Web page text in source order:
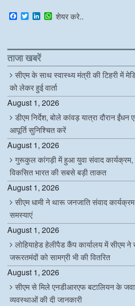
F
a
b
o
o
k
T
w
t
e
r
L
e
d
I
n
W
s
p
शेयर करे..
ताजा खबरें
सीएम के साथ स्वास्थ्य मंत्री की टिहरी में
को लेकर हुई वार्ता
August 1, 2026
डीएम निर्देश, बोले कांवड़ यात्रा दौरान ईंधन
आपूर्ति सुनिश्चित करें
August 1, 2026
गुरूकुल कांगड़ी में हुआ युवा संवाद कार्यक्रम,
विकसित भारत की सबसे बड़ी ताकत
August 1, 2026
सीएम धामी ने थारू जनजाति संवाद
समस्याएं
August 1, 2026
लोहियाहेड हेलीपैड कैंप कार्यालय में सीएम
जरूरतमंदों को सामग्री भी की वितरित
August 1, 2026
सीएम से मिले एनडीआरएफ बटालियन के
व्यवस्थाओं की दी जानकारी